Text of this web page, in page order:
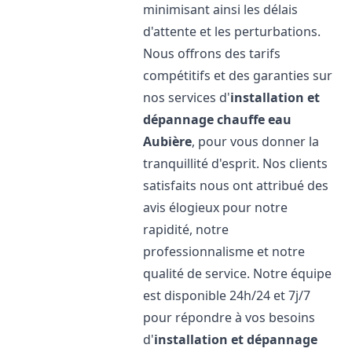
minimisant ainsi les délais
d'attente et les perturbations.
Nous offrons des tarifs
compétitifs et des garanties sur
nos services d'installation et
dépannage chauffe eau
Aubière, pour vous donner la
tranquillité d'esprit. Nos clients
satisfaits nous ont attribué des
avis élogieux pour notre
rapidité, notre
professionnalisme et notre
qualité de service. Notre équipe
est disponible 24h/24 et 7j/7
pour répondre à vos besoins
d'installation et dépannage